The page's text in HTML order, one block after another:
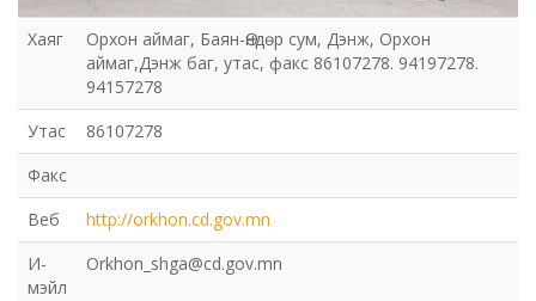
Хаяг
Орхон аймаг, Баян-Өндөр сум, Дэнж, Орхон
аймаг,Дэнж баг, утас, факс 86107278. 94197278.
94157278
Утас
86107278
Факс
Веб
http://orkhon.cd.gov.mn
И-
мэйл
Orkhon_shga@cd.gov.mn